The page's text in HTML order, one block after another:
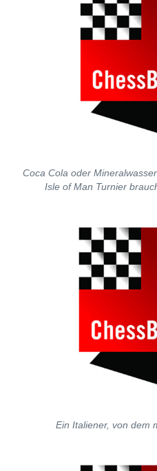
Coca Cola oder
Isle of Man Turnier
Ein Italiener, von dem